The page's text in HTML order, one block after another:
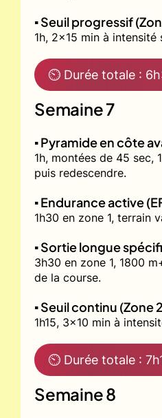
▪️ Seuil progressif
1h, 2x15 min à intensité
⏲ Durée totale :
Semaine 7
▪️ Pyramide en côte
1h, montées de 45 sec,
puis redescendre.
▪️ Endurance active
1h30 en zone 1, terrain
▪️ Sortie longue
3h30 en zone 1, 1800
de la course.
▪️ Seuil continu (Zone
1h15, 3x10 min à
⏲ Durée totale :
Semaine 8